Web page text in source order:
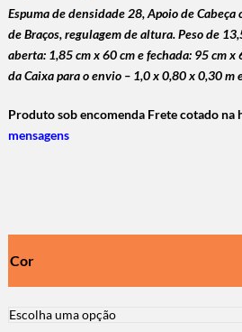
Espuma de densidade 28, Apoio de
de Braços, regulagem de altura. Peso de
aberta: 1,85 cm x 60 cm e fechada: 95 cm x
da Caixa para o envio – 1,0 x 0,80 x 0,30 m
Produto sob encomenda Frete cotado na
mensagens
Cor